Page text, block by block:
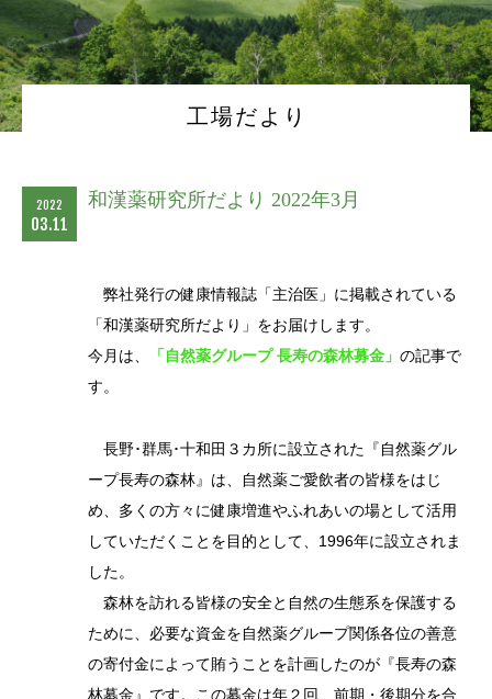
工場だより
2022
03.11
和漢薬研究所だより 2022年3月
弊社発行の健康情報誌「主治医」に掲載されている
「和漢薬研究所だより」をお届けします。
今月は、
「自然薬グループ 長寿の森林募金」 の記事で
す。
長野･群馬･十和田３カ所に設立された『自然薬グル
ープ長寿の森林』は、自然薬ご愛飲者の皆様をはじ
め、多くの方々に健康増進やふれあいの場として活用
していただくことを目的として、1996年に設立されま
した。
森林を訪れる皆様の安全と自然の生態系を保護する
ために、必要な資金を自然薬グループ関係各位の善意
の寄付金によって賄うことを計画したのが『長寿の森
林募金』です。この募金は年２回、前期・後期分を合